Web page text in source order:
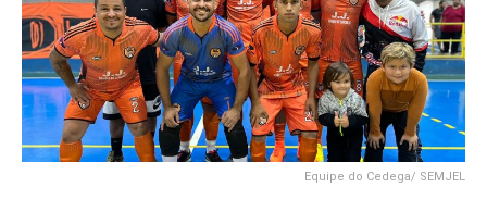
Equipe do Cedega/ SEMJEL